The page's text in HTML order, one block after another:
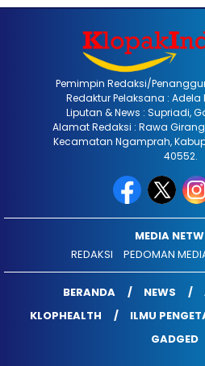
Pemimpin Redaksi/
Redaktur Pelaksana :
Liputan & News : Supriadi,
Alamat Redaksi : Rawa
Kecamatan Ngamprah,
40552.
MEDIA
REDAKSI
PEDOMAN
BERANDA NEWS
KLOPHEALTH
ILMU
GADGED